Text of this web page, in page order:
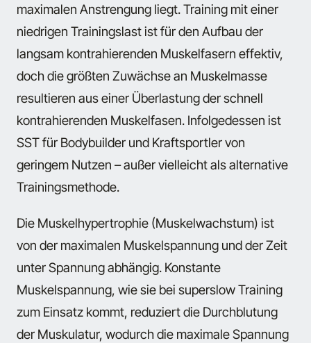
maximalen Anstrengung liegt. Training mit einer
niedrigen Trainingslast ist für den Aufbau der
langsam kontrahierenden Muskelfasern effektiv,
doch die größten Zuwächse an Muskelmasse
resultieren aus einer Überlastung der schnell
kontrahierenden Muskelfasen. Infolgedessen ist
SST für Bodybuilder und Kraftsportler von
geringem Nutzen – außer vielleicht als alternative
Trainingsmethode.
Die Muskelhypertrophie (Muskelwachstum) ist
von der maximalen Muskelspannung und der Zeit
unter Spannung abhängig. Konstante
Muskelspannung, wie sie bei superslow Training
zum Einsatz kommt, reduziert die Durchblutung
der Muskulatur, wodurch die maximale Spannung